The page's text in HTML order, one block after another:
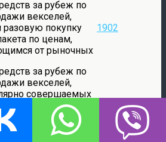
за рубеж по
векселей,
покупку
по ценам,
от рыночных
1902
за рубеж по
векселей,
совершаемых
с последующей
более высоким
доход от
направляется на
1903